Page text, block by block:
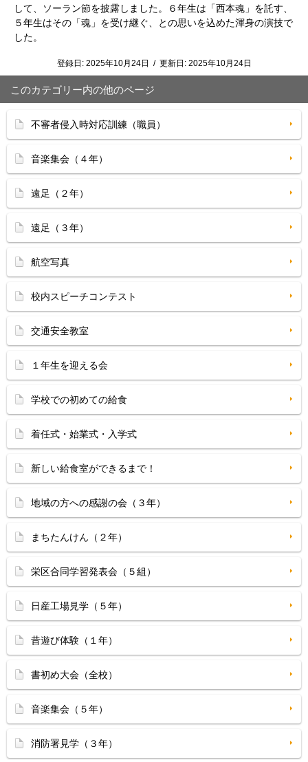
して、ソーラン節を披露しました。６年生は「西本魂」を託す、
５年生はその「魂」を受け継ぐ、との思いを込めた渾身の演技で
した。
登録日: 2025年10月24日 / 更新日: 2025年10月24日
このカテゴリー内の他のページ
不審者侵入時対応訓練（職員）
音楽集会（４年）
遠足（２年）
遠足（３年）
航空写真
校内スピーチコンテスト
交通安全教室
１年生を迎える会
学校での初めての給食
着任式・始業式・入学式
新しい給食室ができるまで！
地域の方への感謝の会（３年）
まちたんけん（２年）
栄区合同学習発表会（５組）
日産工場見学（５年）
昔遊び体験（１年）
書初め大会（全校）
音楽集会（５年）
消防署見学（３年）